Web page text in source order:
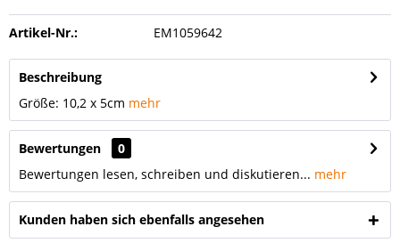
Artikel-Nr.: EM1059642
Beschreibung
Größe: 10,2 x 5cm mehr
Bewertungen
0
Bewertungen lesen, schreiben und diskutieren... mehr
Kunden haben sich ebenfalls angesehen